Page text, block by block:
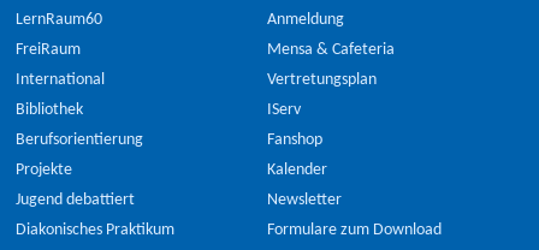
LernRaum60
FreiRaum
International
Bibliothek
Berufsorientierung
Projekte
Jugend debattiert
Diakonisches Praktikum
Anmeldung
Mensa & Cafeteria
Vertretungsplan
IServ
Fanshop
Kalender
Newsletter
Formulare zum Download